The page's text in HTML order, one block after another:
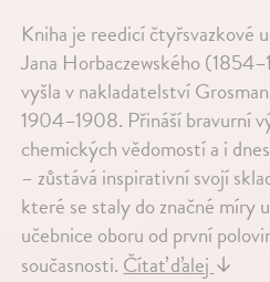
Kniha je reedicí čtyřsvazkové
Jana Horbaczewského
vyšla v nakladatelství
1904–1908. Přináší bravurní
chemických vědomostí a i
– zůstává inspirativní svojí
které se staly do značné míry
učebnice oboru od první
současnosti. Čítať ďalej ↓